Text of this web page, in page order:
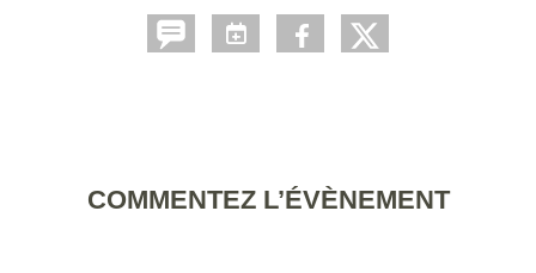
COMMENTEZ L’ÉVÈNEMENT